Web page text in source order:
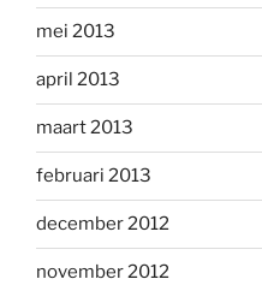
mei 2013
april 2013
maart 2013
februari 2013
december 2012
november 2012